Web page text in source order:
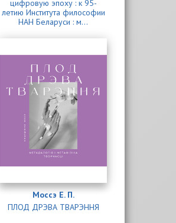
цифровую эпоху : к 95-
летию Института философии
НАН Беларуси : м...
Моссэ Е. П.
ПЛОД ДРЭВА ТВАРЭННЯ